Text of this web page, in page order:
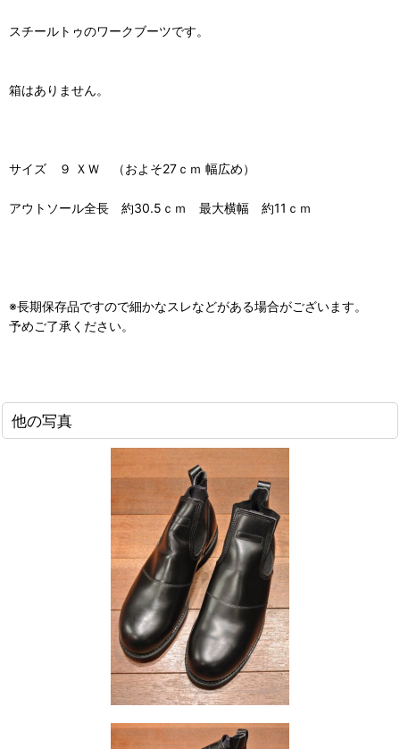
スチールトゥのワークブーツです。
箱はありません。
サイズ ９ ＸＷ （およそ27ｃｍ 幅広め）
アウトソール全長 約30.5ｃｍ 最大横幅 約11ｃｍ
※長期保存品ですので細かなスレなどがある場合がございます。
予めご了承ください。
他の写真